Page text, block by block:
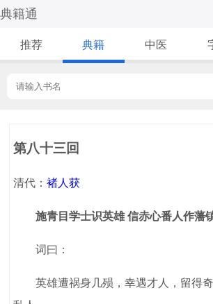
典籍通
推荐 典籍 中医
第八十三回
清代：褚人获
施青目学士识英雄 信赤心番人作藩
词曰：
英雄遭祸身几殒，幸遇才人，留得奇